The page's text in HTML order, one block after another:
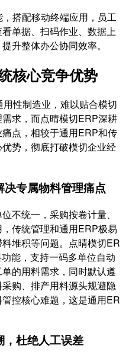
搭配移动终端应用，员工
单据、扫码作业、数据上
升整体办公协同效率。
核心竞争优势
性制造业，难以贴合模切
求，而点晴模切ERP深耕
点，相较于通用ERP和传
势，彻底打破模切企业经
决专属物料管理痛点
不统一，采购按卷计量、
传统管理和通用ERP极易
堆积等问题。点晴模切ER
能，支持一码多单位自动
的用料需求，同时默认遵
购、排产用料源头规避隐
控核心难题，这是通用ER
，杜绝人工误差